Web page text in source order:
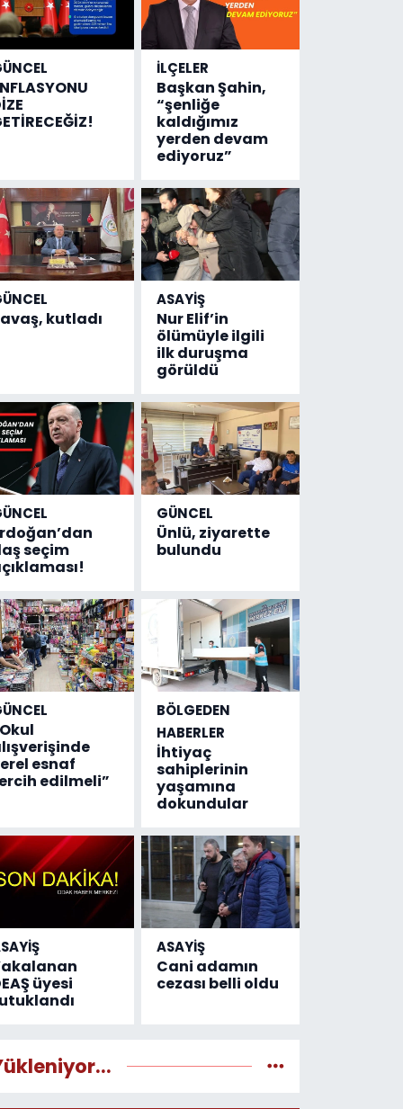
İLÇELER
Başkan Şahin,
“şenliğe
kaldığımız
yerden devam
ediyoruz”
kutladı
ASAYİŞ
Nur Elif’in
ölümüyle ilgili
ilk duruşma
görüldü
seçim
GÜNCEL
Ünlü, ziyarette
bulundu
esnaf
edilmeli”
BÖLGEDEN
HABERLER
İhtiyaç
sahiplerinin
yaşamına
dokundular
üyesi
ASAYİŞ
Cani adamın
cezası belli oldu